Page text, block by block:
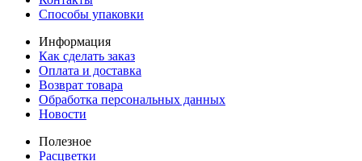
Способы упаковки
Информация
Как сделать заказ
Оплата и доставка
Возврат товара
Обработка персональных данных
Новости
Полезное
Расцветки